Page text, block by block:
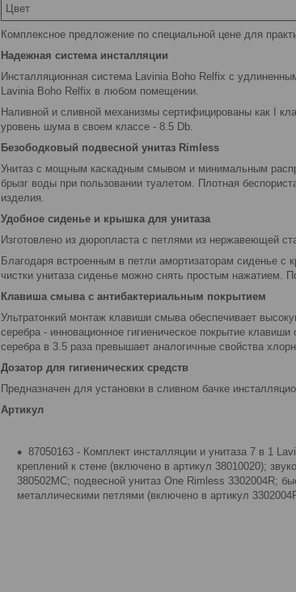
Цвет
Комплексное предложение по специальной цене для
Надежная система инсталляции
Инсталляционная система Lavinia Boho Relfix c
Lavinia Boho Relfix в любом помещении.
Наливной и сливной механизмы сертифицированы как I
уровень шума в своем классе - 8.5 Db.
Безободковый подвесной унитаз Rimless
Унитаз с мощным каскадным смывом и минимальным
брызг воды при пользовании туалетом. Плотная
изделия.
Удобное сиденье и крышка для унитаза
Изготовлено из дюропласта с петлями из нержавеющей
Благодаря встроенным в петли амортизаторам сиденье с
чистки унитаза сиденье можно снять простым нажатием.
Клавиша смыва с антибактериальным покрытием
Ультратонкий монтаж клавиши смыва обеспечивает
серебра - инновационное гигиеническое покрытие
серебра в 3.5 раза превышает аналогичные свойства
Дозатор для гигиенических средств
Предназначен для установки в сливном бачке
Артикул
87050163 - Комплект инсталляции и унитаза 7 в 1
креплений к стене (включено в артикул 38010020);
380502MC; подвесной унитаз One Rimless 3302004R;
металлическими петлями (включено в артикул